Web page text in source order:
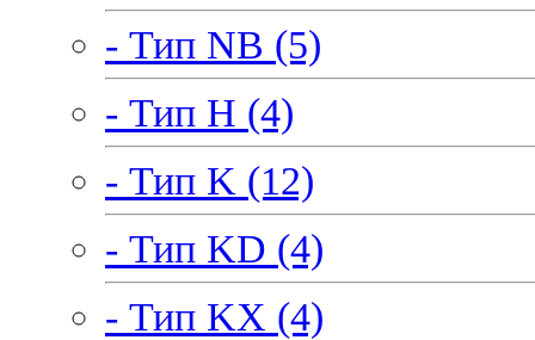
- Тип NB (5)
- Тип H (4)
- Тип K (12)
- Тип KD (4)
- Тип KX (4)